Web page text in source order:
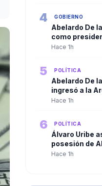
4 GOBIERNO
Abelardo De
como
y recibió la
Hace 1h
5 POLÍTICA
Abelardo De
ingresó a la
iniciar la
Hace 1h
6 POLÍTICA
Álvaro Uribe
posesión de
Espriella y
Hace 1h